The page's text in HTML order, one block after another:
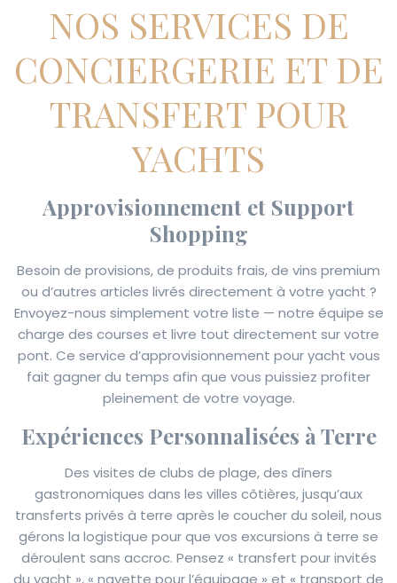
NOS SERVICES DE
CONCIERGERIE ET DE
TRANSFERT POUR
YACHTS
Approvisionnement et Support
Shopping
Besoin de provisions, de produits frais, de vins premium
ou d’autres articles livrés directement à votre yacht ?
Envoyez-nous simplement votre liste — notre équipe se
charge des courses et livre tout directement sur votre
pont. Ce service d’approvisionnement pour yacht vous
fait gagner du temps afin que vous puissiez profiter
pleinement de votre voyage.
Expériences Personnalisées à Terre
Des visites de clubs de plage, des dîners
gastronomiques dans les villes côtières, jusqu’aux
transferts privés à terre après le coucher du soleil, nous
gérons la logistique pour que vos excursions à terre se
déroulent sans accroc. Pensez « transfert pour invités
du yacht », « navette pour l’équipage » et « transport de